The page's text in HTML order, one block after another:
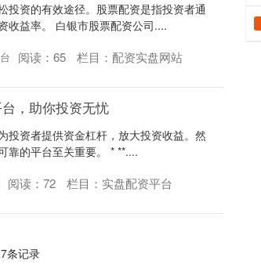
投资的有效途径。股票配资是指投资者通
收益率。 白银市股票配资公司....
阅读： 65 栏目： 配资实盘网站
，助你投资无忧
投资者提供资金杠杆，放大投资收益。然
靠的平台至关重要。 * **....
阅读： 72 栏目： 实盘配资平台
条记录